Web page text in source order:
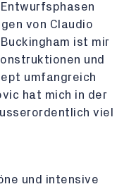
von Claudio
ist mir
und
umfangreich
hat mich in der
viel
und intensive